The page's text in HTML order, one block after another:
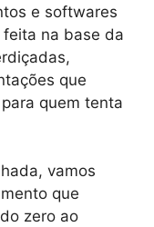
e softwares
na base da
que
quem tenta
vamos
que
zero ao